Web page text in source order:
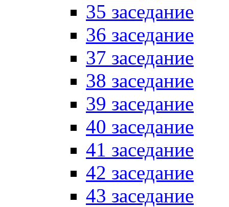
35 заседание
36 заседание
37 заседание
38 заседание
39 заседание
40 заседание
41 заседание
42 заседание
43 заседание